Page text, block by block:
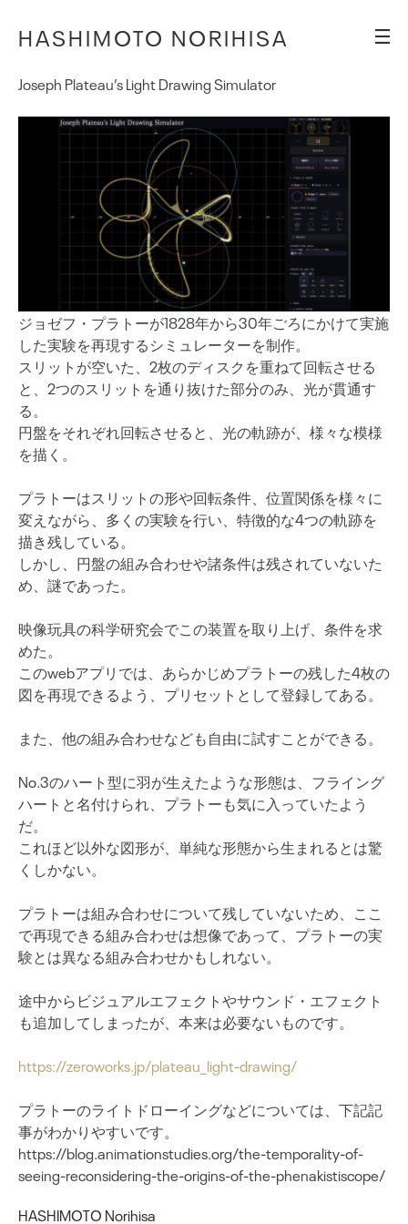
HASHIMOTO NORIHISA
Joseph Plateau’s Light Drawing Simulator
ジョゼフ・プラトーが1828年から30年ごろにかけて実施
した実験を再現するシミュレーターを制作。
スリットが空いた、2枚のディスクを重ねて回転させる
と、2つのスリットを通り抜けた部分のみ、光が貫通す
る。
円盤をそれぞれ回転させると、光の軌跡が、様々な模様
を描く。
プラトーはスリットの形や回転条件、位置関係を様々に
変えながら、多くの実験を行い、特徴的な4つの軌跡を
描き残している。
しかし、円盤の組み合わせや諸条件は残されていないた
め、謎であった。
映像玩具の科学研究会でこの装置を取り上げ、条件を求
めた。
このwebアプリでは、あらかじめプラトーの残した4枚の
図を再現できるよう、プリセットとして登録してある。
また、他の組み合わせなども自由に試すことができる。
No.3のハート型に羽が生えたような形態は、フライング
ハートと名付けられ、プラトーも気に入っていたよう
だ。
これほど以外な図形が、単純な形態から生まれるとは驚
くしかない。
プラトーは組み合わせについて残していないため、ここ
で再現できる組み合わせは想像であって、プラトーの実
験とは異なる組み合わせかもしれない。
途中からビジュアルエフェクトやサウンド・エフェクト
も追加してしまったが、本来は必要ないものです。
https://zeroworks.jp/plateau_light-drawing/
プラトーのライトドローイングなどについては、下記記
事がわかりやすいです。
https://blog.animationstudies.org/the-temporality-of-
seeing-reconsidering-the-origins-of-the-phenakistiscope/
HASHIMOTO Norihisa